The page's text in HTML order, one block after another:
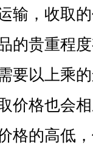
输，收取
的贵重程
要以上乘
价格也会
格的高低